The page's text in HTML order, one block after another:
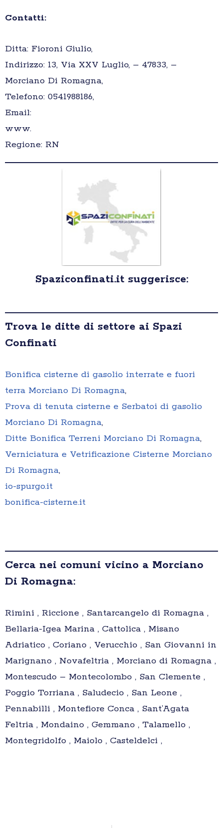
Contatti:
Ditta: Fioroni Giulio,
Indirizzo: 13, Via XXV Luglio, – 47833, –
Morciano Di Romagna,
Telefono: 0541988186,
Email:
www.
Regione: RN
Spaziconfinati.it suggerisce:
Trova le ditte di settore ai Spazi
Confinati
Bonifica cisterne di gasolio interrate e fuori
terra Morciano Di Romagna,
Prova di tenuta cisterne e Serbatoi di gasolio
Morciano Di Romagna,
Ditte Bonifica Terreni Morciano Di Romagna,
Verniciatura e Vetrificazione Cisterne Morciano
Di Romagna,
io-spurgo.it
bonifica-cisterne.it
Cerca nei comuni vicino a Morciano
Di Romagna:
Rimini , Riccione , Santarcangelo di Romagna ,
Bellaria-Igea Marina , Cattolica , Misano
Adriatico , Coriano , Verucchio , San Giovanni in
Marignano , Novafeltria , Morciano di Romagna ,
Montescudo – Montecolombo , San Clemente ,
Poggio Torriana , Saludecio , San Leone ,
Pennabilli , Montefiore Conca , Sant’Agata
Feltria , Mondaino , Gemmano , Talamello ,
Montegridolfo , Maiolo , Casteldelci ,